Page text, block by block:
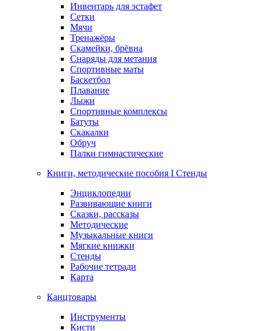
Инвентарь для эстафет
Сетки
Мячи
Тренажёры
Скамейки, брёвна
Снаряды для метания
Спортивные маты
Баскетбол
Плавание
Лыжи
Спортивные комплексы
Батуты
Скакалки
Обруч
Палки гимнастические
Книги, методические пособия I Стенды
Энциклопедии
Развивающие книги
Сказки, рассказы
Методические
Музыкальные книги
Мягкие книжки
Стенды
Рабочие тетради
Карта
Канцтовары
Инструменты
Кисти